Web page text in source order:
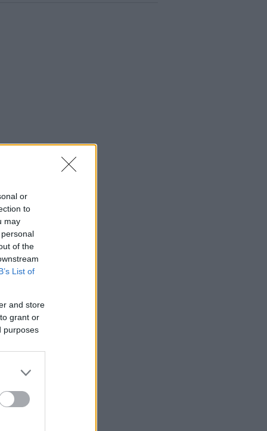
or
to
may
of the
List of
and store
grant or
purposes